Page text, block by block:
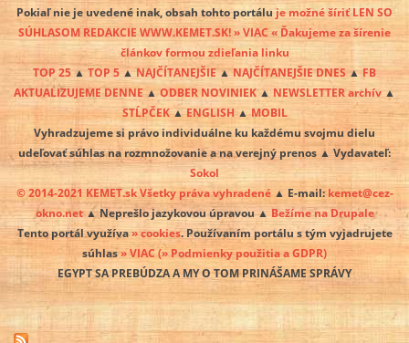
Pokiaľ nie je uvedené inak, obsah tohto portálu je možné šíriť LEN SO
SÚHLASOM REDAKCIE WWW.KEMET.SK! » VIAC « Ďakujeme za šírenie
článkov formou zdieľania linku
TOP 25 ▲ TOP 5▲NAJČÍTANEJŠIE▲NAJČÍTANEJŠIE DNES ▲FB
AKTUALIZUJEME DENNE▲ODBER NOVINIEK▲ NEWSLETTER archív ▲
STĹPČEK▲ENGLISH▲MOBIL
Vyhradzujeme si právo individuálne ku každému svojmu dielu
udeľovať súhlas na rozmnožovanie a na verejný prenos ▲ Vydavateľ:
Sokol
© 2014-2021 KEMET.sk Všetky práva vyhradené▲ E-mail: kemet@cez-
okno.net▲ Neprešlo jazykovou úpravou ▲ Bežíme na Drupale
Tento portál využíva» cookies. Používaním portálu s tým vyjadrujete
súhlas» VIAC(» Podmienky použitia a GDPR)
EGYPT SA PREBÚDZA A MY O TOM PRINÁŠAME SPRÁVY